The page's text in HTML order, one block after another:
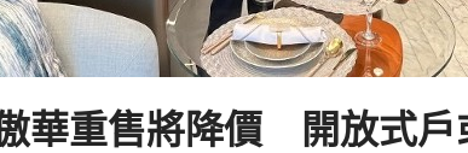
華重售將降價 開放式戶